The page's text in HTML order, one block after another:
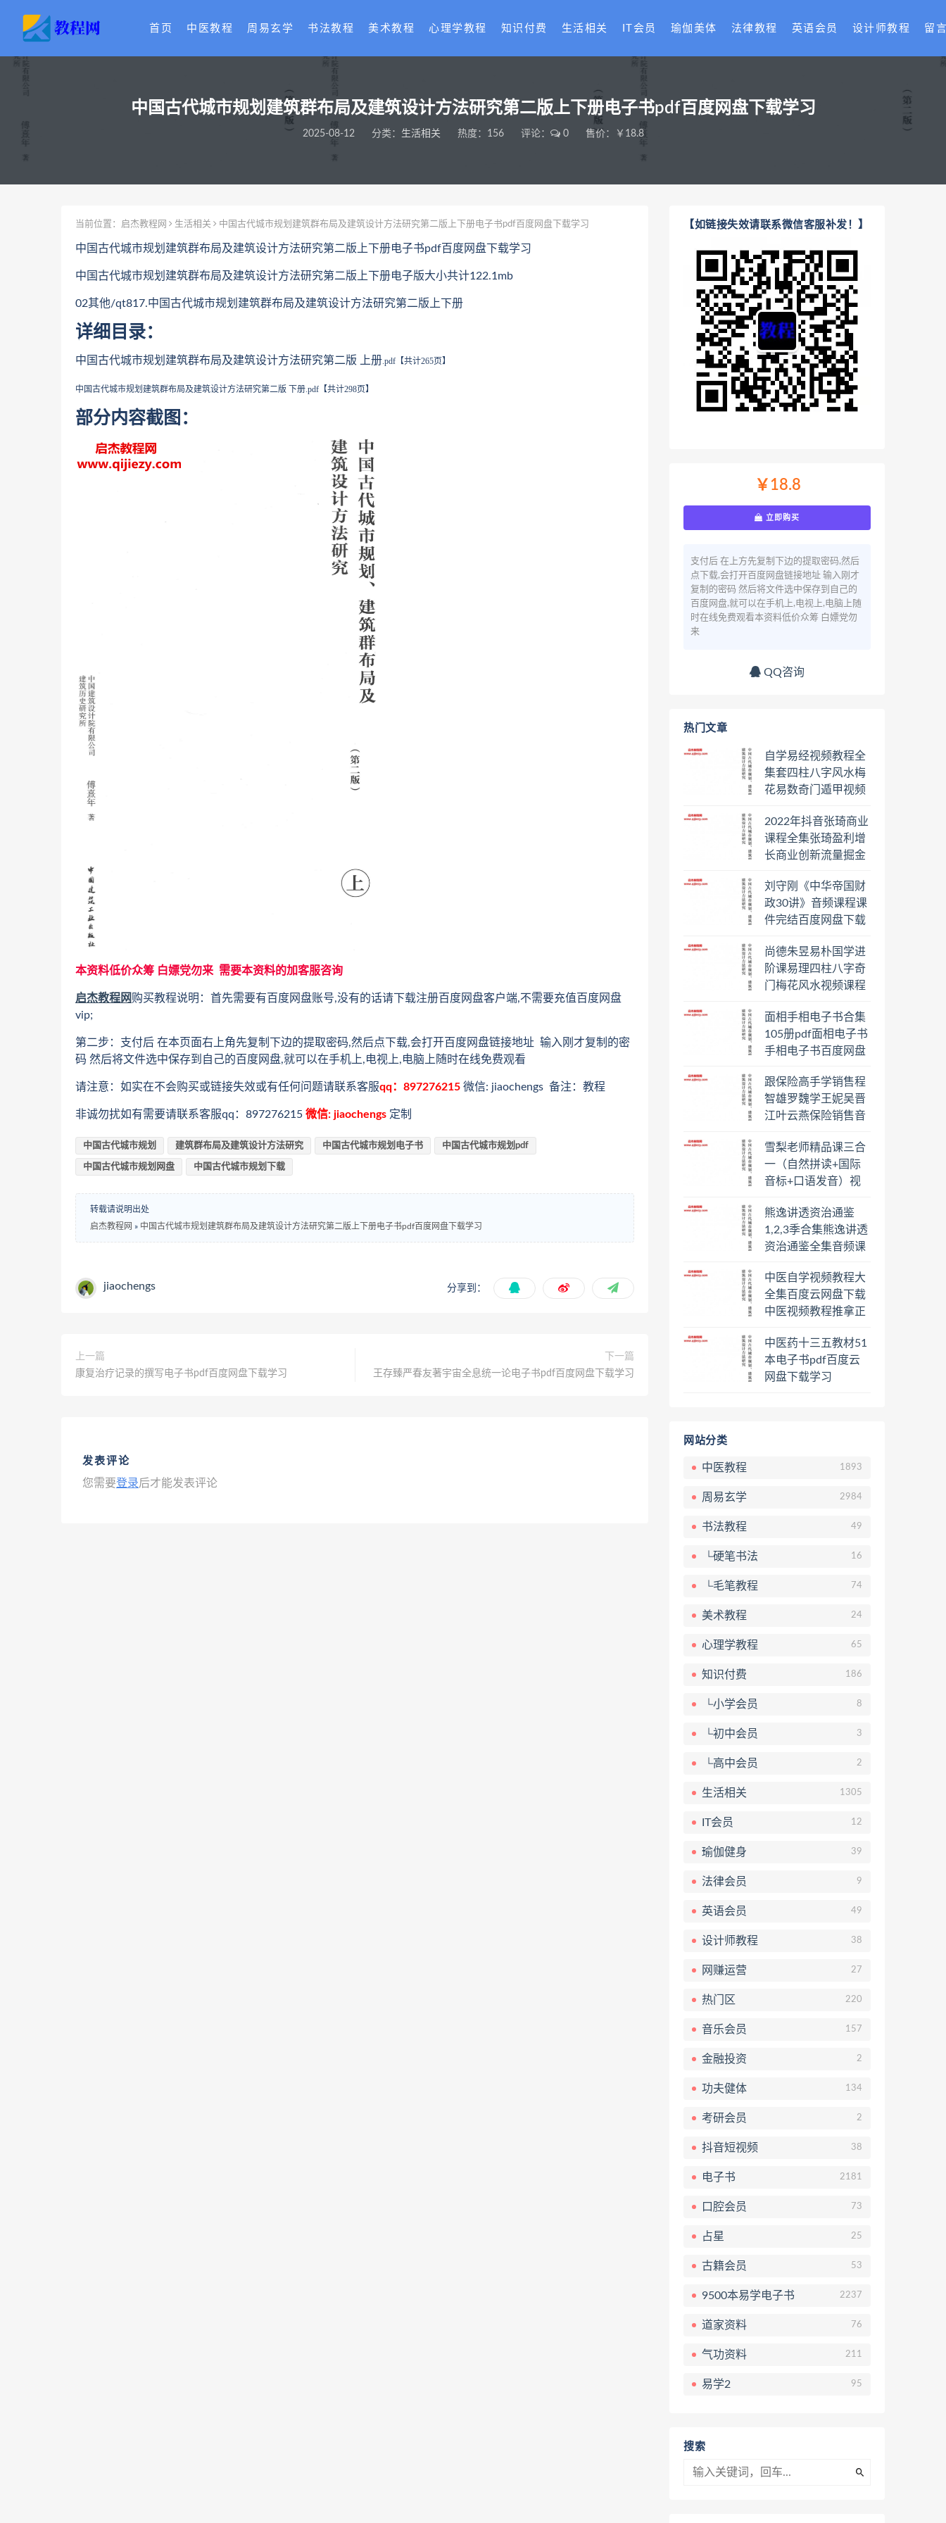
首页 中医教程 周易玄学 书法教程 美术教程 心理学教程 知识付费 生活相关 IT会员 瑜伽美体 法律教程 英语会员 设计师教程 留
中国古代城市规划建筑群布局及建筑设计方法研究第二版上下册电子书pdf百度网盘下载学习
2025-08-12 分类： 生活相关 热度：156 评论： 0 售价：￥18.8
当前位置： 启杰教程网 生活相关 中国古代城市规划建筑群布局及建筑设计方法研究第二版上下册电子书pdf百度网盘下载学习
中国古代城市规划建筑群布局及建筑设计方法研究第二版上下册电子书pdf百度网盘下载学习
中国古代城市规划建筑群布局及建筑设计方法研究第二版上下册电子版大小共计122.1mb
02其他/qt817.中国古代城市规划建筑群布局及建筑设计方法研究第二版上下册
详细目录：
中国古代城市规划建筑群布局及建筑设计方法研究第二版 上册.pdf【共计265页】
中国古代城市规划建筑群布局及建筑设计方法研究第二版 下册.pdf【共计298页】
部分内容截图：
本资料低价众筹 白嫖党勿来 需要本资料的加客服咨询
启杰教程网购买教程说明：首先需要有百度网盘账号,没有的话请下载注册百度网盘客户端,不需要充值百度网盘
vip;
第二步：支付后 在本页面右上角先复制下边的提取密码,然后点下载,会打开百度网盘链接地址 输入刚才复制的密
码 然后将文件选中保存到自己的百度网盘,就可以在手机上,电视上,电脑上随时在线免费观看
请注意：如实在不会购买或链接失效或有任何问题请联系客服qq：897276215 微信: jiaochengs 备注：教程
非诚勿扰如有需要请联系客服qq：897276215 微信: jiaochengs 定制
中国古代城市规划 建筑群布局及建筑设计方法研究 中国古代城市规划电子书 中国古代城市规划pdf
中国古代城市规划网盘 中国古代城市规划下载
转载请说明出处
启杰教程网 » 中国古代城市规划建筑群布局及建筑设计方法研究第二版上下册电子书pdf百度网盘下载学习
jiaochengs 分享到：
上一篇
康复治疗记录的撰写电子书pdf百度网盘下载学习
下一篇
王存臻严春友著宇宙全息统一论电子书pdf百度网盘下载学习
发表评论
您需要登录后才能发表评论
【如链接失效请联系微信客服补发！】
￥18.8
立即购买
支付后 在上方先复制下边的提取密码,然后
点下载,会打开百度网盘链接地址 输入刚才
复制的密码 然后将文件选中保存到自己的
百度网盘,就可以在手机上,电视上,电脑上随
时在线免费观看本资料低价众筹 白嫖党勿
来
QQ咨询
热门文章
自学易经视频教程全
集套四柱八字风水梅
花易数奇门遁甲视频
日罗盘教程百度云网
盘会员
2022年抖音张琦商业
课程全集张琦盈利增
长商业创新流量掘金
盘下载学习
刘守刚《中华帝国财
政30讲》音频课程课
件完结百度网盘下载
尚德朱昱易朴国学进
阶课易理四柱八字奇
门梅花风水视频课程
学习
面相手相电子书合集
105册pdf面相电子书
手相电子书百度网盘
跟保险高手学销售程
智雄罗魏学王妮吴晋
江叶云燕保险销售音
盘下载学习
雪梨老师精品课三合
一（自然拼读+国际
音标+口语发音）视
载学习
熊逸讲透资治通鉴
1,2,3季合集熊逸讲透
资治通鉴全集音频课
一二三辑合集百度云
网盘下载学习
中医自学视频教程大
全集百度云网盘下载
中医视频教程推拿正
经络脉诊面诊舌诊手
诊私密终身会员百度
网盘共享群
中医药十三五教材51
本电子书pdf百度云
网盘下载学习
网站分类
中医教程 1893
周易玄学 2984
书法教程 49
└硬笔书法 16
└毛笔教程 74
美术教程 24
心理学教程 65
知识付费 186
└小学会员 8
└初中会员 3
└高中会员 2
生活相关 1305
IT会员 12
瑜伽健身 39
法律会员 9
英语会员 49
设计师教程 38
网赚运营 27
热门区 220
音乐会员 157
金融投资 2
功夫健体 134
考研会员 2
抖音短视频 38
电子书 2181
口腔会员 73
占星 25
古籍会员 53
9500本易学电子书 2237
道家资料 76
气功资料 211
易学2 95
搜索